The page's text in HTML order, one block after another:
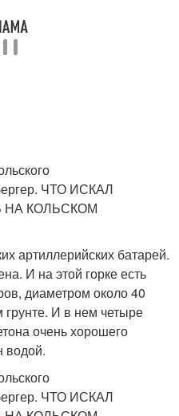
артиллерийских батарей.
И на этой горке есть
диаметром около 40
И в нем четыре
очень хорошего
водой.